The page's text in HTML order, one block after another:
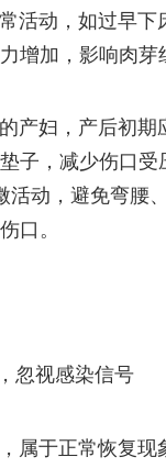
活动，如过早
增加，影响肉芽
产妇，产后初
子，减少伤口
动，避免弯腰
口。
忽视感染信号
属于正常恢复